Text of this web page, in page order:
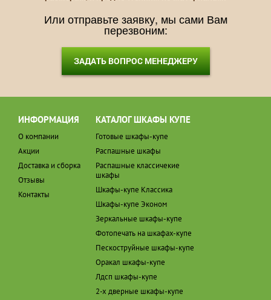
Или отправьте заявку, мы сами Вам
перезвоним:
ЗАДАТЬ ВОПРОС МЕНЕДЖЕРУ
ИНФОРМАЦИЯ
О компании
Акции
Доставка и сборка
Отзывы
Контакты
КАТАЛОГ ШКАФЫ КУПЕ
Готовые шкафы-купе
Распашные шкафы
Распашные классичекие
шкафы
Шкафы-купе Классика
Шкафы-купе Эконом
Зеркальные шкафы-купе
Фотопечать на шкафах-купе
Пескоструйные шкафы-купе
Оракал шкафы-купе
Лдсп шкафы-купе
2-х дверные шкафы-купе